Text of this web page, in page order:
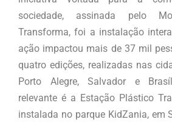
sociedade, assinada pelo
Transforma, foi a instalação
ação impactou mais de 37 mil
quatro edições, realizadas nas
Porto Alegre, Salvador e
relevante é a Estação Plástico
instalada no parque KidZania, em